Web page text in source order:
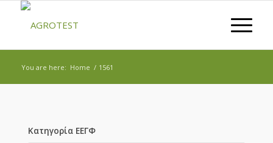
You are here: Home / 1561
Κατηγορία ΕΕΓΦ